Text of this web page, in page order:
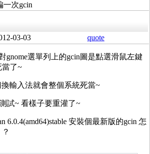
一次gcin
03-03 quote
gnome選單列上的gcin圖是點選滑鼠左鍵
當了~
輸入法就會整個系統死當~
試~ 看樣子要重灌了~
6.0.4(amd64)stable 安裝個最新版的gcin 怎